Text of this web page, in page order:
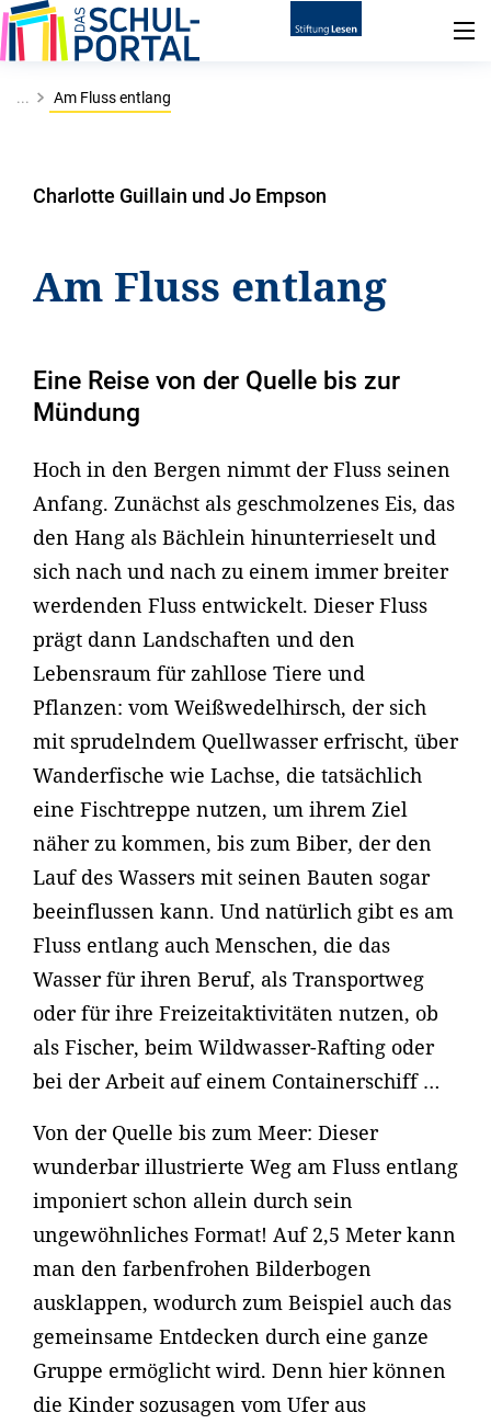
... Am Fluss entlang
Charlotte Guillain und Jo Empson
Am Fluss entlang
Eine Reise von der Quelle bis zur
Mündung
Hoch in den Bergen nimmt der Fluss seinen
Anfang. Zunächst als geschmolzenes Eis, das
den Hang als Bächlein hinunterrieselt und
sich nach und nach zu einem immer breiter
werdenden Fluss entwickelt. Dieser Fluss
prägt dann Landschaften und den
Lebensraum für zahllose Tiere und
Pflanzen: vom Weißwedelhirsch, der sich
mit sprudelndem Quellwasser erfrischt, über
Wanderfische wie Lachse, die tatsächlich
eine Fischtreppe nutzen, um ihrem Ziel
näher zu kommen, bis zum Biber, der den
Lauf des Wassers mit seinen Bauten sogar
beeinflussen kann. Und natürlich gibt es am
Fluss entlang auch Menschen, die das
Wasser für ihren Beruf, als Transportweg
oder für ihre Freizeitaktivitäten nutzen, ob
als Fischer, beim Wildwasser-Rafting oder
bei der Arbeit auf einem Containerschiff …
Von der Quelle bis zum Meer: Dieser
wunderbar illustrierte Weg am Fluss entlang
imponiert schon allein durch sein
ungewöhnliches Format! Auf 2,5 Meter kann
man den farbenfrohen Bilderbogen
ausklappen, wodurch zum Beispiel auch das
gemeinsame Entdecken durch eine ganze
Gruppe ermöglicht wird. Denn hier können
die Kinder sozusagen vom Ufer aus